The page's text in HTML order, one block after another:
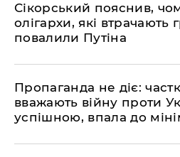
​Сікорський пояснив,
олігархи, які втрачають
повалили Путіна
​Пропаганда не діє:
вважають війну проти
успішною, впала до